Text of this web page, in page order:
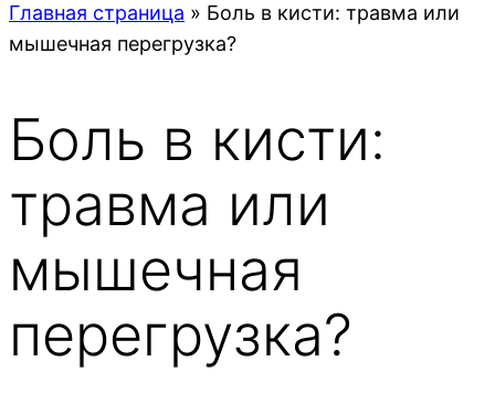
Главная страница » Боль в кисти: травма или
мышечная перегрузка?
Боль в кисти:
травма или
мышечная
перегрузка?